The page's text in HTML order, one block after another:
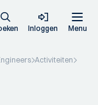
Inloggen Menu
Activiteiten